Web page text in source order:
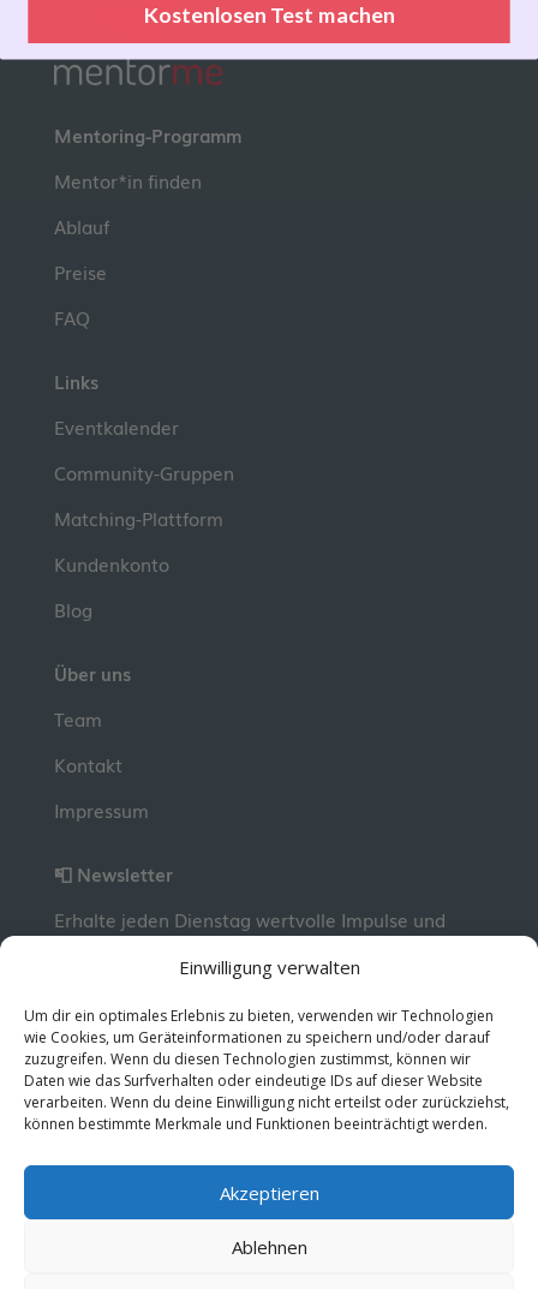
Einwilligung verwalten
Um dir ein optimales Erlebnis zu bieten, verwenden wir Technologien
wie Cookies, um Geräteinformationen zu speichern und/oder darauf
zuzugreifen. Wenn du diesen Technologien zustimmst, können wir
Daten wie das Surfverhalten oder eindeutige IDs auf dieser Website
verarbeiten. Wenn du deine Einwilligung nicht erteilst oder zurückziehst,
können bestimmte Merkmale und Funktionen beeinträchtigt werden.
Akzeptieren
Ablehnen
Mentoring-Programm
Mentor*in finden
Ablauf
Preise
FAQ
Links
Eventkalender
Community-Gruppen
Matching-Plattform
Kundenkonto
Blog
Über uns
Team
Kontakt
Impressum
📮 Newsletter
Erhalte jeden Dienstag wertvolle Impulse und
kostenlos abonnieren!
© 2026 MentorMe. Alle Rechte vorbehalten.
Datenschutz
AGBs
Kostenlosen Test machen